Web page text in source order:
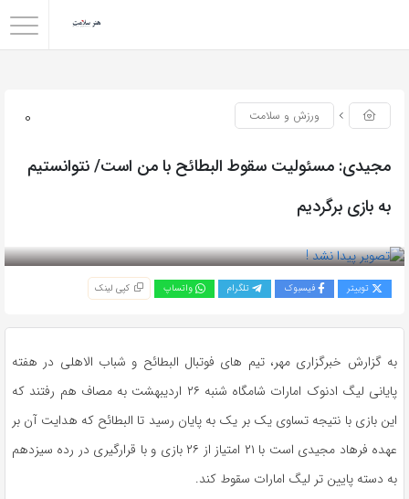
0 ورزش و سلامت
مجیدی: مسئولیت سقوط البطائح با من است/ نتوانستیم
به بازی برگردیم
توییتر فیسبوک تلگرام واتساپ کپی لینک
به گزارش خبرگزاری مهر، تیم های فوتبال البطائح و شباب الاهلی در هفته
پایانی لیگ ادنوک امارات شامگاه شنبه ۲۶ اردیبهشت به مصاف هم رفتند که
این بازی با نتیجه تساوی یک بر یک به پایان رسید تا البطائح که هدایت آن بر
عهده فرهاد مجیدی است با ۲۱ امتیاز از ۲۶ بازی و با قرارگیری در رده سیزدهم
به دسته پایین تر لیگ امارات سقوط کند.